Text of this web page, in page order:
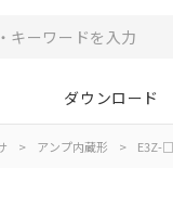
ダウンロード
> アンプ内蔵形 > E3Z-